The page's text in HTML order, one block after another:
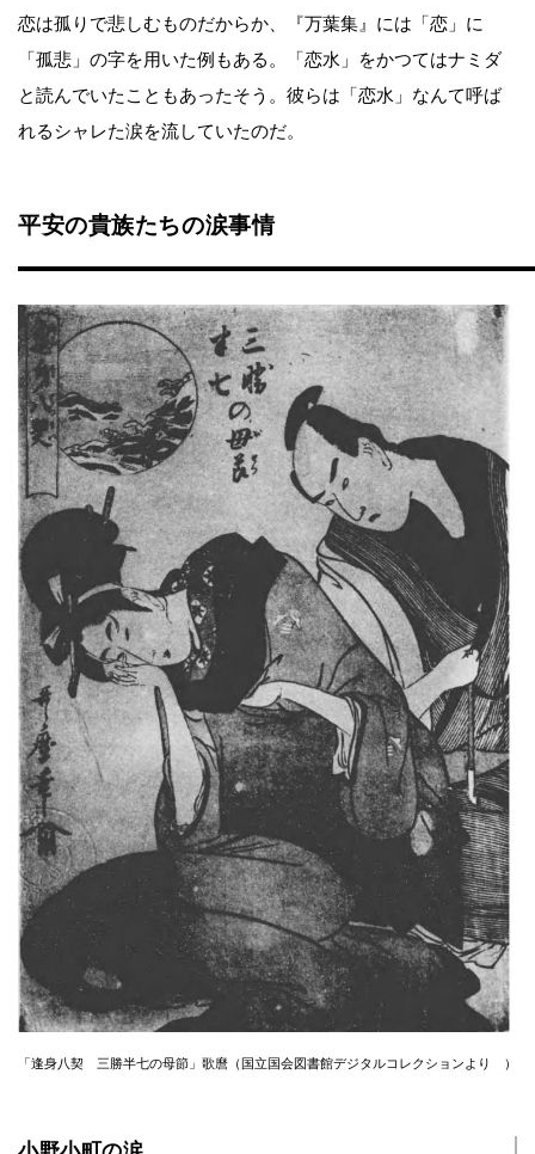
恋は孤りで悲しむものだからか、『万葉集』には「恋」に
「孤悲」の字を用いた例もある。「恋水」をかつてはナミダ
と読んでいたこともあったそう。彼らは「恋水」なんて呼ば
れるシャレた涙を流していたのだ。
平安の貴族たちの涙事情
「逢身八契 三勝半七の母節」歌麿（国立国会図書館デジタルコレクションより ）